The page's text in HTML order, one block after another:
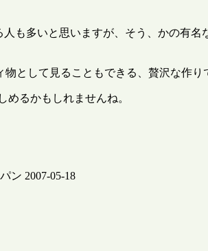
も多いと思いますが、そう、かの有
として見ることもできる、贅沢な作り
めるかもしれませんね。
ン 2007-05-18